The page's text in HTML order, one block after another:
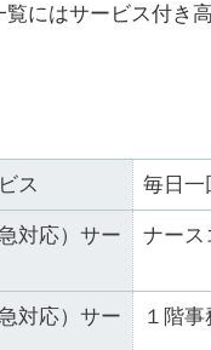
覧にはサービス付き
ス 毎日一
対応）サー
ナース
対応）サー
１階